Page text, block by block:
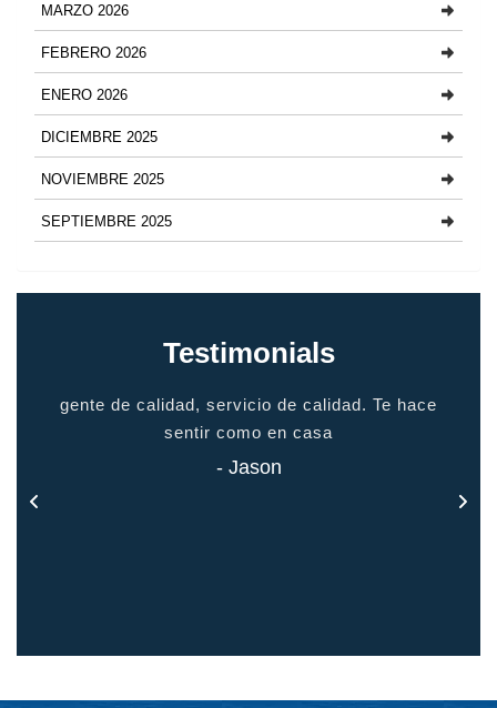
MARZO 2026
FEBRERO 2026
ENERO 2026
DICIEMBRE 2025
NOVIEMBRE 2025
SEPTIEMBRE 2025
Testimonials
gente de calidad, servicio de calidad. Te hace
sentir como en casa
- Jason